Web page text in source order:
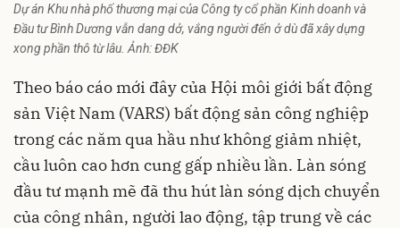
Dự án Khu nhà phố thương mại của Công ty cổ phần Kinh doanh và
Đầu tư Bình Dương vẫn dang dở, vắng người đến ở dù đã xây dựng
xong phần thô từ lâu. Ảnh: ĐĐK
Theo báo cáo mới đây của Hội môi giới bất động
sản Việt Nam (VARS) bất động sản công nghiệp
trong các năm qua hầu như không giảm nhiệt,
cầu luôn cao hơn cung gấp nhiều lần. Làn sóng
đầu tư mạnh mẽ đã thu hút làn sóng dịch chuyển
của công nhân, người lao động, tập trung về các